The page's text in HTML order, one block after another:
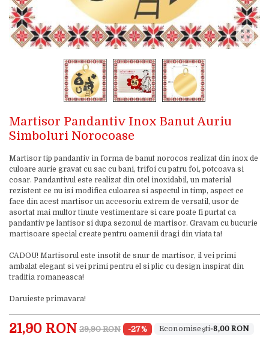
Martisor Pandantiv Inox Banut Auriu
Simboluri Norocoase
Martisor tip pandantiv in forma de banut norocos realizat din inox de
culoare aurie gravat cu sac cu bani, trifoi cu patru foi, potcoava si
cosar. Pandantivul este realizat din otel inoxidabil, un material
rezistent ce nu isi modifica culoarea si aspectul in timp, aspect ce
face din acest martisor un accesoriu extrem de versatil, usor de
asortat mai multor tinute vestimentare si care poate fi purtat ca
pandantiv pe lantisor si dupa sezonul de martisor. Gravam cu bucurie
martisoare special create pentru oamenii dragi din viata ta!
CADOU! Martisorul este insotit de snur de martisor, il vei primi
ambalat elegant si vei primi pentru el si plic cu design inspirat din
traditia romaneasca!
Daruieste primavara!
21,90 RON 29,90 RON -27% -8,00 RON